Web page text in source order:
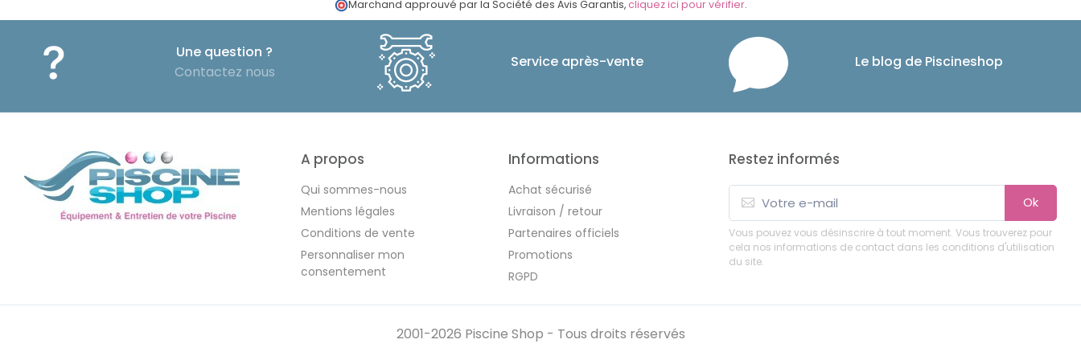
Marchand approuvé par la Société des Avis Garantis,cliquez ici pour vérifier.
Une question ?
Contactez nous
Service après-vente Le blog de Piscineshop
A propos
Qui sommes-nous
Mentions légales
Conditions de vente
Personnaliser mon
consentement
Informations
Achat sécurisé
Livraison / retour
Partenaires officiels
Promotions
RGPD
Restez informés
Ok
Vous pouvez vous désinscrire à tout moment. Vous trouverez pour
cela nos informations de contact dans les conditions d'utilisation
du site.
2001-2026 Piscine Shop - Tous droits réservés